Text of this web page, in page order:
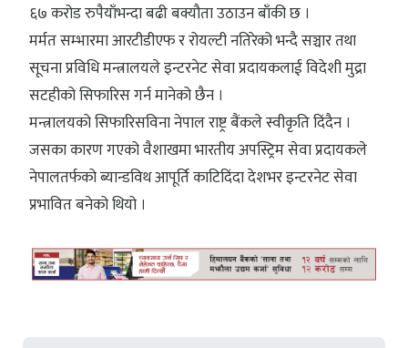
६७ करोड रुपैयाँभन्दा बढी बक्यौता उठाउन बाँकी छ ।
मर्मत सम्भारमा आरटीडीएफ र रोयल्टी नतिरेको भन्दै सञ्चार तथा
सूचना प्रविधि मन्त्रालयले इन्टरनेट सेवा प्रदायकलाई विदेशी मुद्रा
सटहीको सिफारिस गर्न मानेको छैन ।
मन्त्रालयको सिफारिसविना नेपाल राष्ट्र बैंकले स्वीकृति दिंदैन ।
जसका कारण गएको वैशाखमा भारतीय अपस्ट्रिम सेवा प्रदायकले
नेपालतर्फको ब्यान्डविथ आपूर्ति काटिदिंदा देशभर इन्टरनेट सेवा
प्रभावित बनेको थियो ।